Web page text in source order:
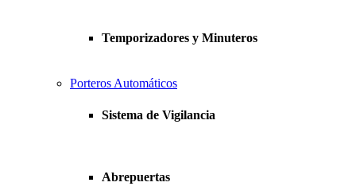
Temporizadores y Minuteros
Porteros Automáticos
Sistema de Vigilancia
Abrepuertas